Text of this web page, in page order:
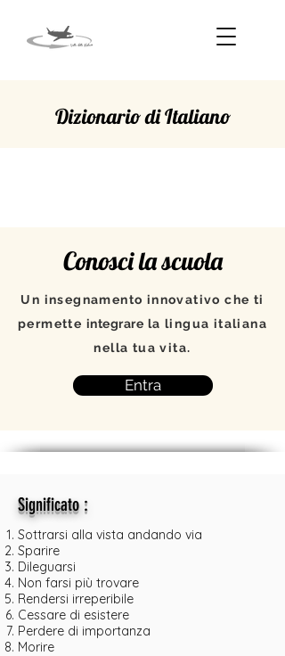
Dizionario di Italiano
Conosci la scuola
Un insegnamento innovativo che ti
permette integrare la lingua italiana
nella tua vita.
Entra
Significato:
Sottrarsi alla vista andando via
Sparire
Dileguarsi
Non farsi più trovare
Rendersi irreperibile
Cessare di esistere
Perdere di importanza
Morire